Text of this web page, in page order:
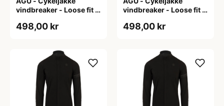
vindbreaker - Loose fit -
498,00 kr
vindbreaker - Loose fit -
498,00 kr